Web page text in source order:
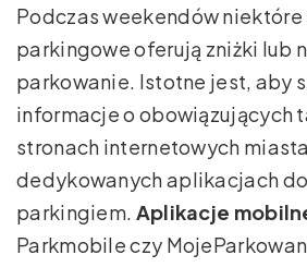
Podczas weekendów
parkingowe oferują zniżki lub
parkowanie. Istotne jest, aby
informacje o obowiązujących
stronach internetowych
dedykowanych aplikacjach
parkingiem. Aplikacje
Parkmobile czy